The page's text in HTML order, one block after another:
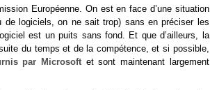
Européenne. On est en face d’une situation
de logiciels, on ne sait trop) sans en préciser les
est un puits sans fond. Et que d’ailleurs, la
du temps et de la compétence, et si possible,
par Microsoftet sont maintenant largement